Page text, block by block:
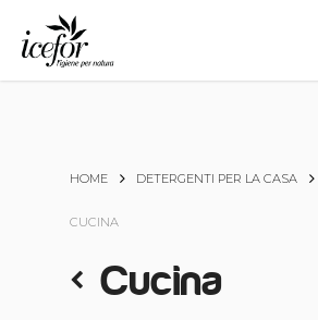
HOME DETERGENTI PER LA CASA
CUCINA
Cucina